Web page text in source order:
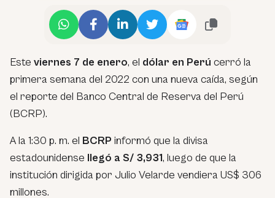
Este viernes 7 de enero, el dólar en Perú cerró la
primera semana del 2022 con una nueva caída, según
el reporte del Banco Central de Reserva del Perú
(BCRP).
A la 1:30 p. m. el BCRP informó que la divisa
estadounidense llegó a S/ 3,931, luego de que la
institución dirigida por Julio Velarde vendiera US$ 306
millones.